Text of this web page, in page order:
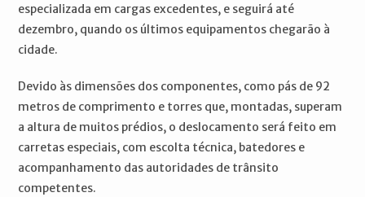
especializada em cargas excedentes, e seguirá até
dezembro, quando os últimos equipamentos chegarão à
cidade.
Devido às dimensões dos componentes, como pás de 92
metros de comprimento e torres que, montadas, superam
a altura de muitos prédios, o deslocamento será feito em
carretas especiais, com escolta técnica, batedores e
acompanhamento das autoridades de trânsito
competentes.